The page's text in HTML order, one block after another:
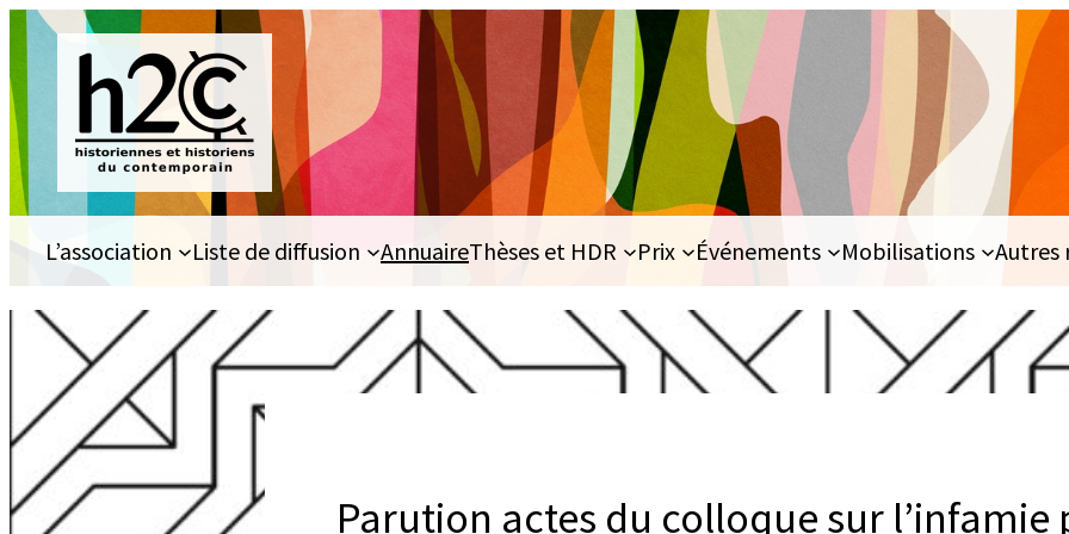
Aller
au
contenu
L’association Liste de diffusion AnnuaireThèses et HDR Prix Événements Mobilisations Autres
Parution actes du colloque sur